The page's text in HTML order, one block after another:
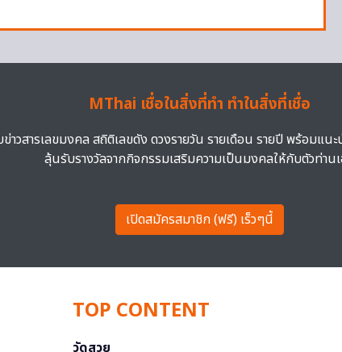
MThai เชื่อในสิ่งที่ทำ ทำในสิ่งที่เชื่อ
าวสารเลขมงคล สถิติเลขดัง ดวงรายวัน รายเดือน รายปี พร้อมแนะ
ลุ้นรับรางวัลจากกิจกรรมเสริมความเป็นมงคลให้กับตัวท่าน
เปิดสมัครสมาชิก (ฟรี) เร็วๆนี้
TOP CONTENT
วัดสวย